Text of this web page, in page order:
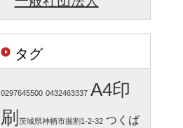
タグ
0297645500 0432463337 A4印
刷 ​​茨城県神栖市掘割1-2-32 つくば